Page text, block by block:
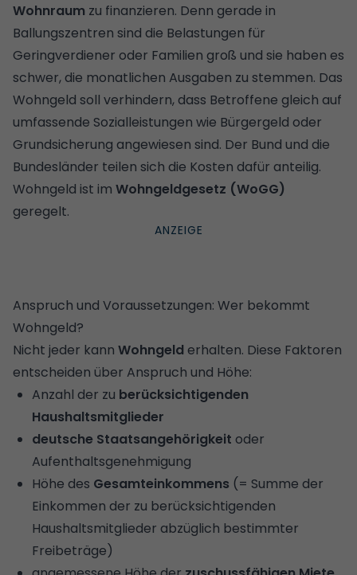
Wohnraum zu finanzieren. Denn gerade in
Ballungszentren sind die Belastungen für
Geringverdiener oder Familien groß und sie haben es
schwer, die monatlichen Ausgaben zu stemmen. Das
Wohngeld soll verhindern, dass Betroffene gleich auf
umfassende Sozialleistungen wie Bürgergeld oder
Grundsicherung angewiesen sind. Der Bund und die
Bundesländer teilen sich die Kosten dafür anteilig.
Wohngeld ist im Wohngeldgesetz (WoGG)
geregelt.
Anspruch und Voraussetzungen: Wer bekommt
Wohngeld?
Nicht jeder kann Wohngeld erhalten. Diese Faktoren
entscheiden über Anspruch und Höhe:
Anzahl der zu berücksichtigenden
Haushaltsmitglieder
deutsche Staatsangehörigkeit oder
Aufenthaltsgenehmigung
Höhe des Gesamteinkommens (= Summe der
Einkommen der zu berücksichtigenden
Haushaltsmitglieder abzüglich bestimmter
Freibeträge)